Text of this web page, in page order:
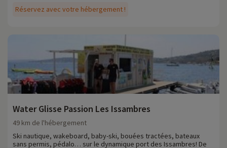
Réservez avec votre hébergement !
Water Glisse Passion Les Issambres
49 km de l'hébergement
Ski nautique, wakeboard, baby-ski, bouées tractées, bateaux
sans permis, pédalo… sur le dynamique port des Issambres! De